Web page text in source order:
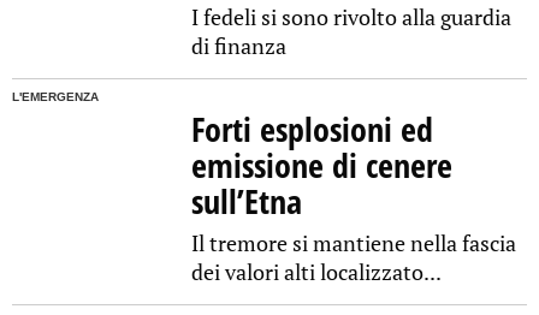
I fedeli si sono rivolto alla guardia
di finanza
L'EMERGENZA
Forti esplosioni ed
emissione di cenere
sull’Etna
Il tremore si mantiene nella fascia
dei valori alti localizzato...